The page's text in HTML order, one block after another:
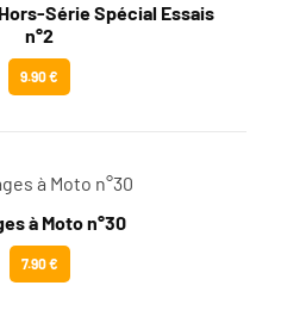
Série Spécial Essais
n°2
9.90 €
à Moto n°30
7.90 €